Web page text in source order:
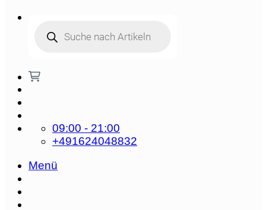
search
09:00 - 21:00
+491624048832‬
Menü